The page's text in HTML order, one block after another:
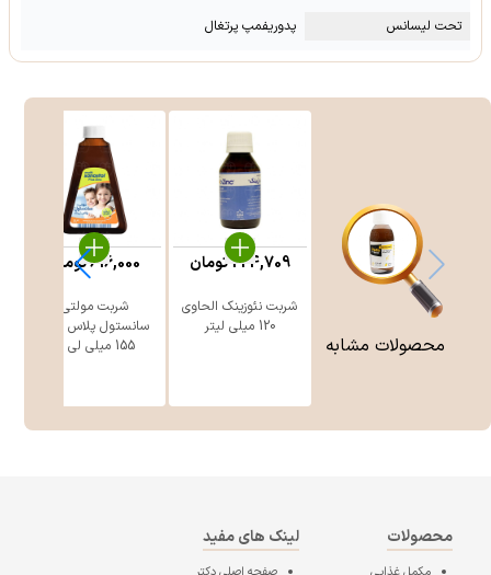
تحت لیسانس پدوریفمپ پرتغال
محصولات مشابه
شربت نئوزینک الحاوی
120 میلی لیتر
224,709تومان
شربت مولتی
سانستول پلاس زینک
155 میلی لی ...
616,000تومان
محصولات لینک های مفید